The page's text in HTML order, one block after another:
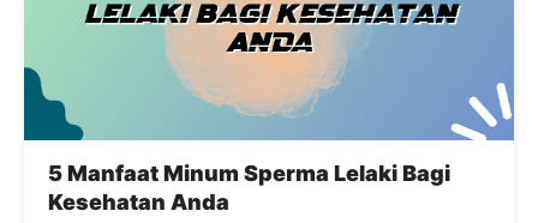
5 Manfaat Minum Sperma Lelaki Bagi
Kesehatan Anda